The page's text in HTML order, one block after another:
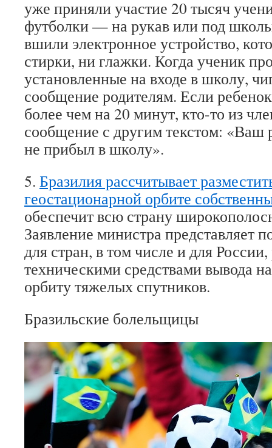
уже приняли участие 20 тысяч
футболки — на рукав или под
вшили электронное устройство,
стирки, ни глажки. Когда ученик
установленные на входе в школу,
сообщение родителям. Если
более чем на 20 минут, кто-то из
сообщение с другим текстом: «Ваш
не прибыл в школу».
5. Бразилия рассчитывает
геостационарной орбите
обеспечит всю страну
Заявление министра представляет
для стран, в том числе и для
техническими средствами вывода
орбиту тяжелых спутников.
Бразильские болельщицы